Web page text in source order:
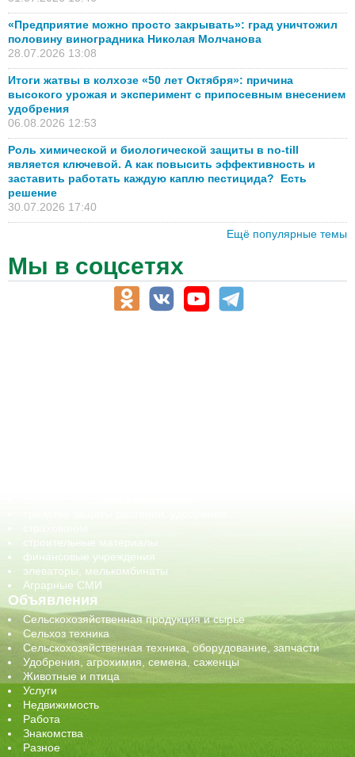
«Предприятие можно просто закрывать»: град уничтожил
половину виноградника Николая Молчанова
28.07.2026 13:08
Итоги жатвы в колхозе «50 лет Октября»: причина
высокого урожая и эксперимент с припосевным внесением
удобрения
06.08.2026 12:53
Роль химической и биологической защиты в no-till
является ключевой. А как повысить эффективность и
заставить работать каждую каплю пестицида? Есть
решение
30.07.2026 17:40
Ещё популярные темы
Мы в соцсетях
строительные материалы
финансовые учреждения
элеваторы, мелькомбинаты
Аграрные СМИ
Объявления
Сельскохозяйственная продукция и сырье
Сельхоз техника
Сельскохозяйственная техника, оборудование, запчасти
Удобрения, агрохимия, семена, саженцы
Животные и птица
Услуги
Недвижимость
Работа
Знакомства
Разное